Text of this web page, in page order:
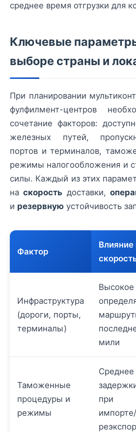
среднее время отгрузки для
Ключевые
выборе страны и
При планировании
фулфилмент-центров
сочетание факторов:
железных путей,
портов и терминалов,
режимы налогообложения и
силы. Каждый из этих
наскорость доставки,
и резервную устойчивость
Фактор
Влияние
Инфраструктура
(дороги, порты,
терминалы)
мили
Таможенные
процедуры и
режимы
при
импорте/